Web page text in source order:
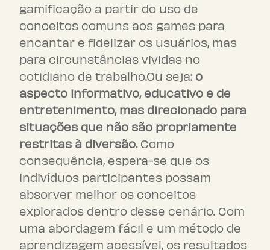
gamificação a partir do uso de
conceitos comuns aos games para
encantar e fidelizar os usuários, mas
para circunstâncias vividas no
cotidiano de trabalho.Ou seja: o
aspecto informativo, educativo e de
entretenimento, mas direcionado para
situações que não são propriamente
restritas à diversão. Como
consequência, espera-se que os
indivíduos participantes possam
absorver melhor os conceitos
explorados dentro desse cenário. Com
uma abordagem fácil e um método de
aprendizagem acessível, os resultados